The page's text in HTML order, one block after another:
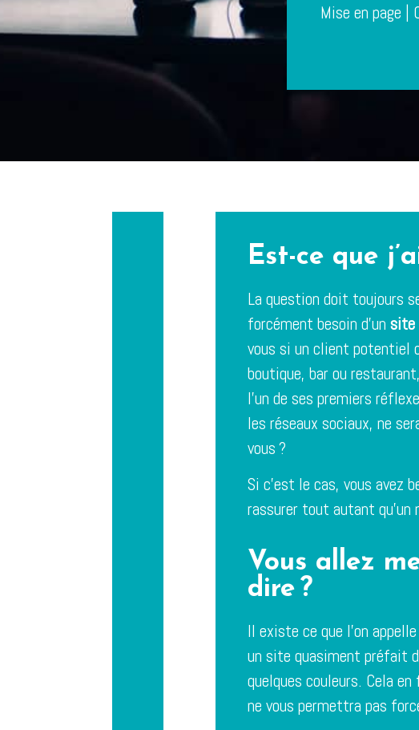
Mise en page
Est-ce que
La question doit toujours
forcément besoin d’unsite
vous si un client potentiel
boutique, bar ou
l’un de ses premiers
les réseaux sociaux, ne
vous ?
Si c’est le cas, vous avez
rassurer tout autant qu’un
Vous allez
dire ?
Il existe ce que l’on
un site quasiment préfait
quelques couleurs. Cela
ne vous permettra pas